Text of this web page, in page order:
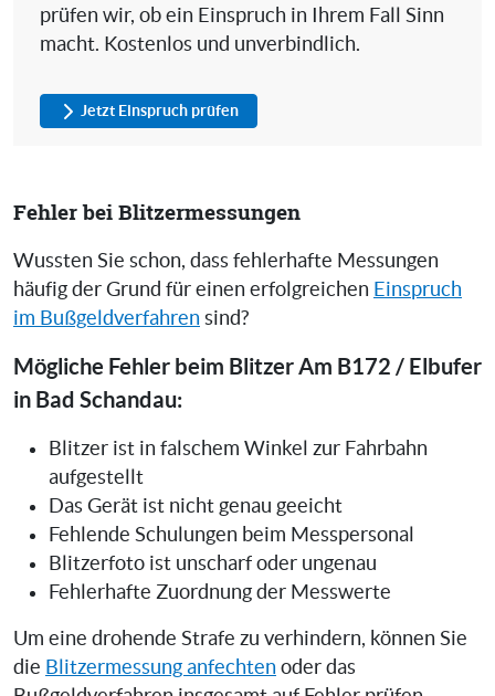
prüfen wir, ob ein Einspruch in Ihrem Fall Sinn
macht. Kostenlos und unverbindlich.
Jetzt Einspruch prüfen
Fehler bei Blitzermessungen
Wussten Sie schon, dass fehlerhafte Messungen
häufig der Grund für einen erfolgreichen Einspruch
im Bußgeldverfahren sind?
Mögliche Fehler beim Blitzer Am B172 / Elbufer
in Bad Schandau:
Blitzer ist in falschem Winkel zur Fahrbahn
aufgestellt
Das Gerät ist nicht genau geeicht
Fehlende Schulungen beim Messpersonal
Blitzerfoto ist unscharf oder ungenau
Fehlerhafte Zuordnung der Messwerte
Um eine drohende Strafe zu verhindern, können Sie
die Blitzermessung anfechten oder das